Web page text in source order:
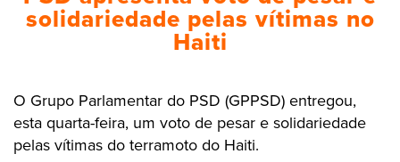
solidariedade pelas vítimas no
Haiti
O Grupo Parlamentar do PSD (GPPSD) entregou,
esta quarta-feira, um voto de pesar e solidariedade
pelas vítimas do terramoto do Haiti.